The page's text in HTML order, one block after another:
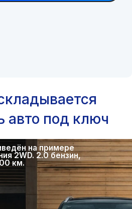
авто под ключ
на примере
2WD. 2.0 бензин,
км.